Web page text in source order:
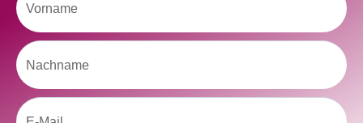
Radikal ehrlich
Der Teil von dir, der gesehen werden möchte
Vielleicht geht es gar nicht darum, noch mehr zu verstehen
Manchmal braucht es einfach eine kleine Auszeit
Nachname
Email